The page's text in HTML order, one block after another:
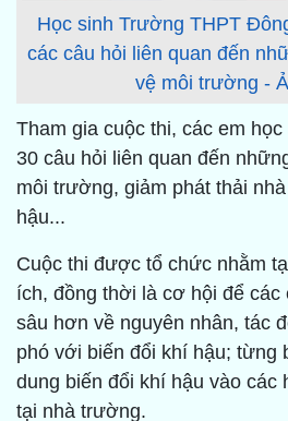
Học sinh Trường THPT
các câu hỏi liên quan đến
vệ môi trường -
Tham gia cuộc thi, các em
30 câu hỏi liên quan đến
môi trường, giảm phát thải
hậu...
Cuộc thi được tổ chức nhằm
ích, đồng thời là cơ hội để các
sâu hơn về nguyên nhân, tác
phó với biến đổi khí hậu; từng
dung biến đổi khí hậu vào các
tại nhà trường.